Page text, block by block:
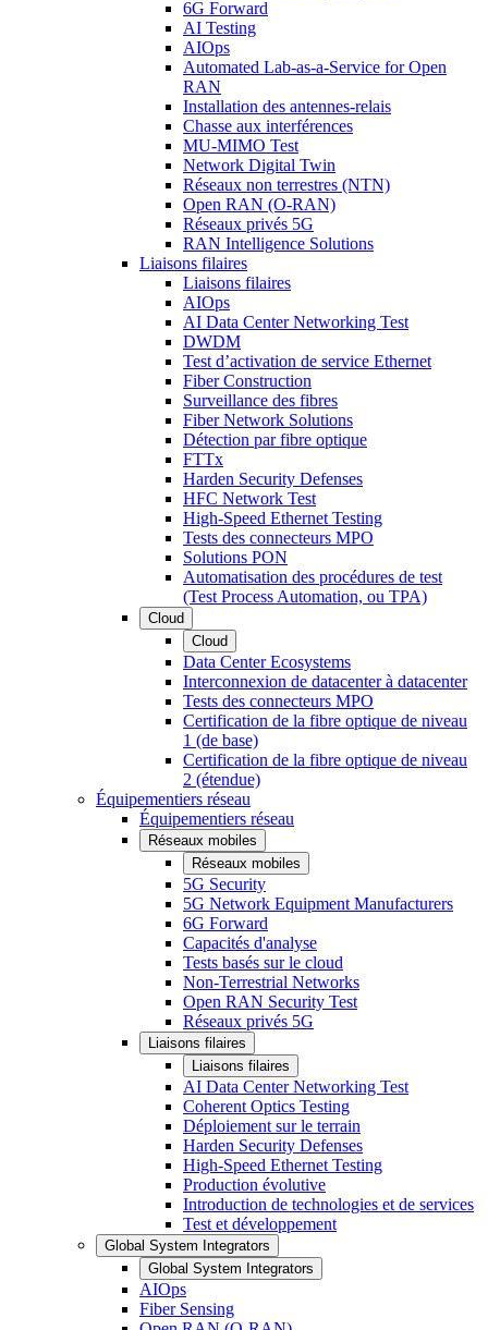
6G Forward
AI Testing
AIOps
Automated Lab-as-a-Service for Open
RAN
Installation des antennes-relais
Chasse aux interférences
MU-MIMO Test
Network Digital Twin
Réseaux non terrestres (NTN)
Open RAN (O-RAN)
Réseaux privés 5G
RAN Intelligence Solutions
Liaisons filaires
Liaisons filaires
AIOps
AI Data Center Networking Test
DWDM
Test d’activation de service Ethernet
Fiber Construction
Surveillance des fibres
Fiber Network Solutions
Détection par fibre optique
FTTx
Harden Security Defenses
HFC Network Test
High-Speed Ethernet Testing
Tests des connecteurs MPO
Solutions PON
Automatisation des procédures de test
(Test Process Automation, ou TPA)
Cloud
Cloud
Data Center Ecosystems
Interconnexion de datacenter à datacenter
Tests des connecteurs MPO
Certification de la fibre optique de niveau
1 (de base)
Certification de la fibre optique de niveau
2 (étendue)
Équipementiers réseau
Équipementiers réseau
Réseaux mobiles
Réseaux mobiles
5G Security
5G Network Equipment Manufacturers
6G Forward
Capacités d'analyse
Tests basés sur le cloud
Non-Terrestrial Networks
Open RAN Security Test
Réseaux privés 5G
Liaisons filaires
Liaisons filaires
AI Data Center Networking Test
Coherent Optics Testing
Déploiement sur le terrain
Harden Security Defenses
High-Speed Ethernet Testing
Production évolutive
Introduction de technologies et de services
Test et développement
Global System Integrators
Global System Integrators
AIOps
Fiber Sensing